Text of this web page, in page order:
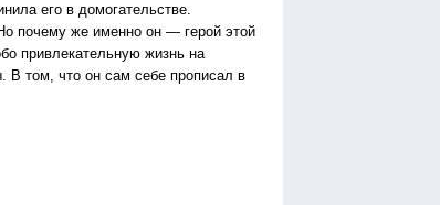
его в домогательстве.
почему же именно он — герой этой
привлекательную жизнь на
В том, что он сам себе прописал в